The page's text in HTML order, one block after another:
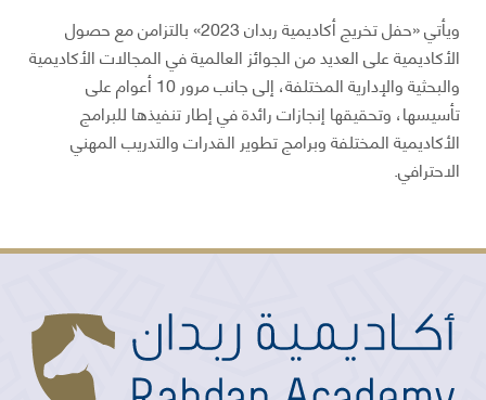
ويأتي «حفل تخريج أكاديمية ربدان 2023» بالتزامن مع حصول
الأكاديمية على العديد من الجوائز العالمية في المجالات الأكاديمية
والبحثية والإدارية المختلفة، إلى جانب مرور 10 أعوام على
تأسيسها، وتحقيقها إنجازات رائدة في إطار تنفيذها للبرامج
الأكاديمية المختلفة وبرامج تطوير القدرات والتدريب المهني
الاحترافي.